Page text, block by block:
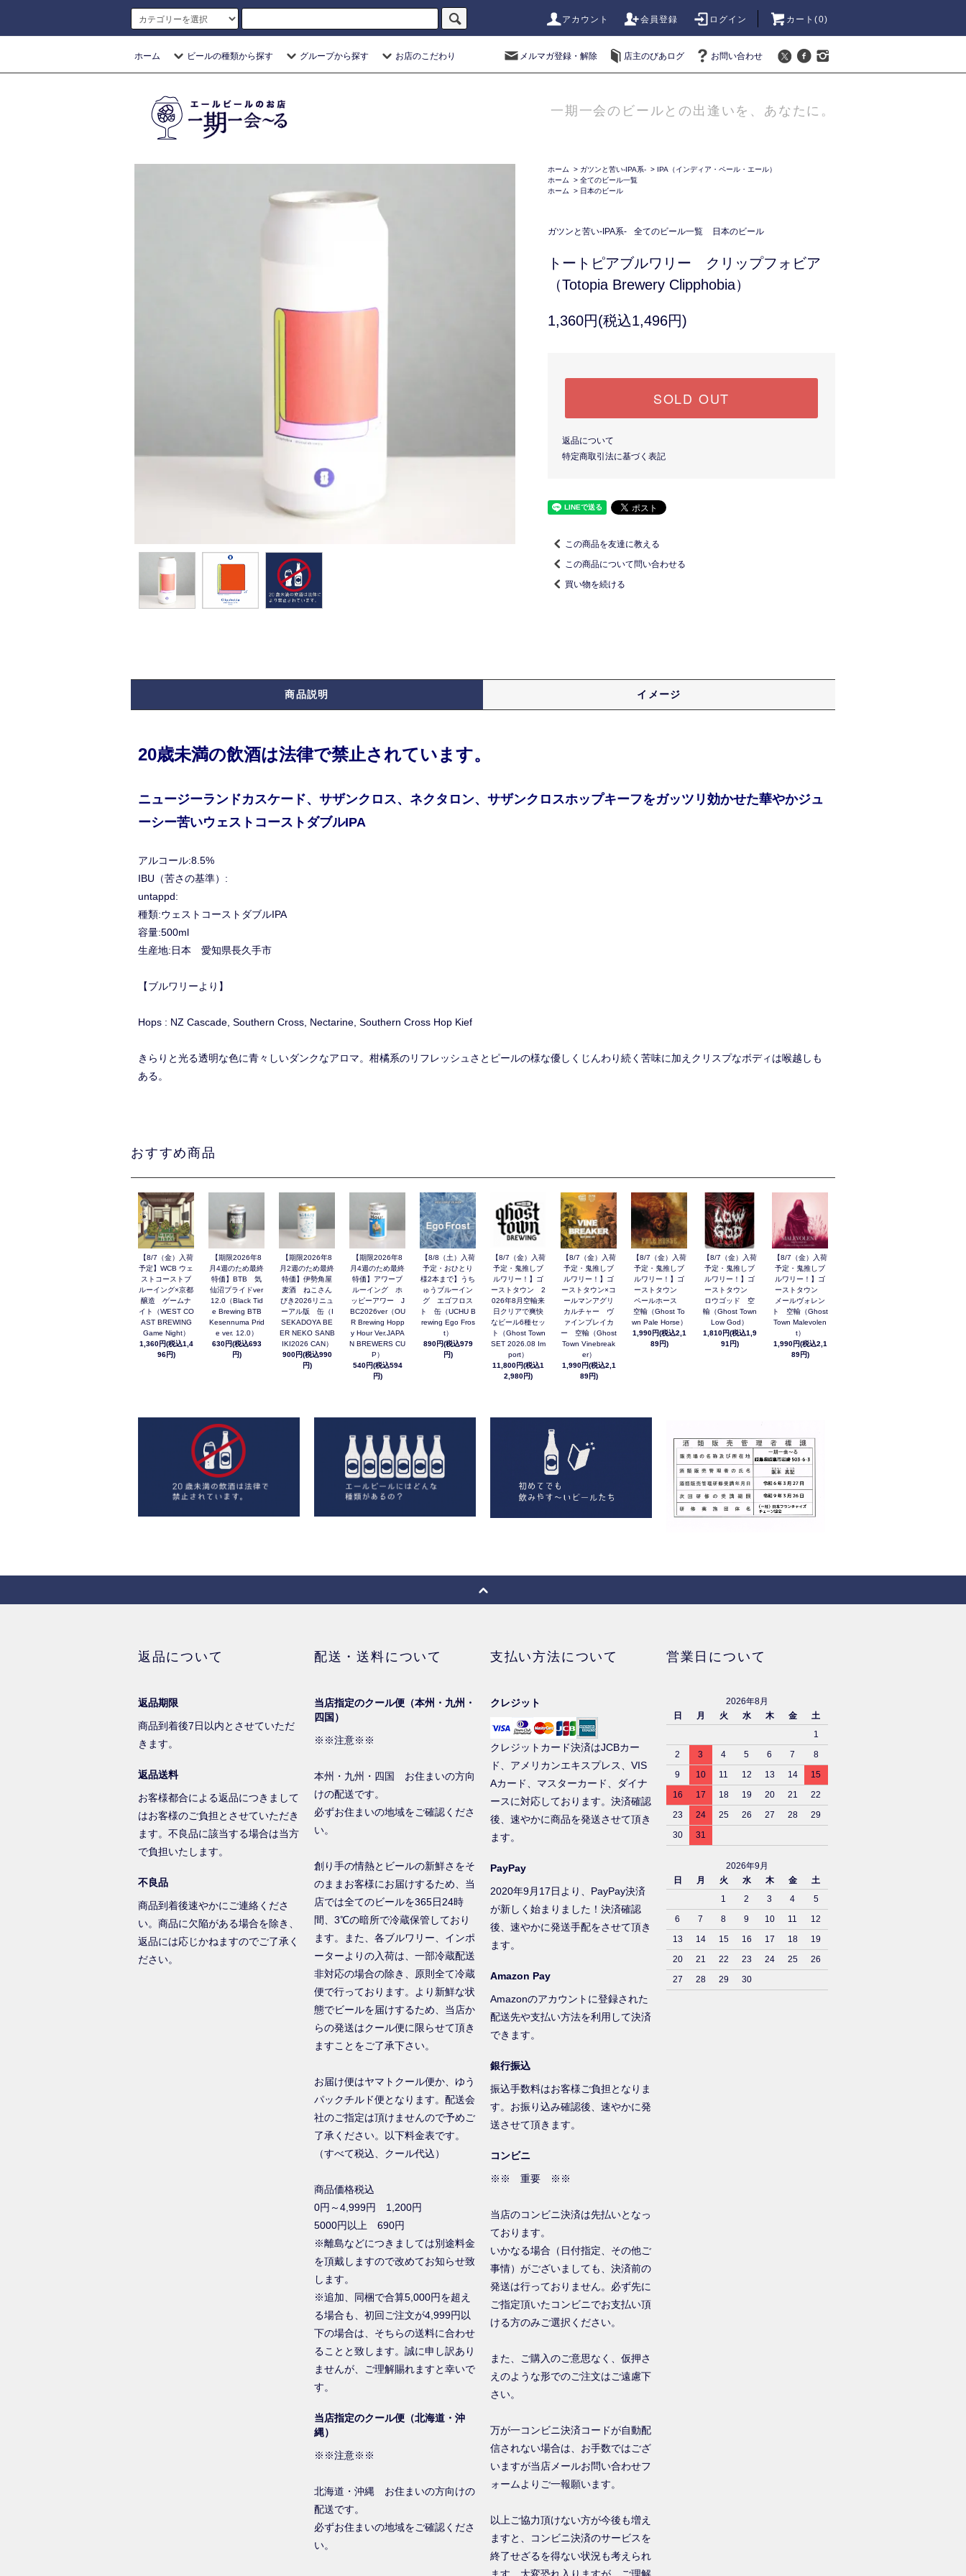
アカウント 会員登録 ログイン カート(0)
ホーム ビールの種類から探す グループから探す お店のこだわり メルマガ登録・解除 店主のびあログ お問い合わせ
一期一会のビールとの出逢いを、あなたに。
ホーム > ガツンと苦い-IPA系- > IPA（インディア・ペール・エール）
ホーム
> 全てのビール一覧
ホーム
> 日本のビール
ガツンと苦い-IPA系- 全てのビール一覧 日本のビール
トートピアブルワリー クリップフォビア
（Totopia Brewery Clipphobia）
1,360円(税込1,496円)
SOLD OUT
返品について
特定商取引法に基づく表記
この商品を友達に教える
この商品について問い合わせる
買い物を続ける
商品説明 イメージ
20歳未満の飲酒は法律で禁止されています。
ニュージーランドカスケード、サザンクロス、ネクタロン、サザンクロスホップキーフをガッツリ効かせた華やかジュ
ーシー苦いウェストコーストダブルIPA
アルコール:8.5%
IBU（苦さの基準）:
untappd:
種類:ウェストコーストダブルIPA
容量:500ml
生産地:日本 愛知県長久手市
【ブルワリーより】
Hops : NZ Cascade, Southern Cross, Nectarine, Southern Cross Hop Kief
きらりと光る透明な色に青々しいダンクなアロマ。柑橘系のリフレッシュさとピールの様な優しくじんわり続く苦味に加えクリスプなボディは喉越しも
ある。
おすすめ商品
【8/7（金）入荷
予定】WCB ウェ
ストコーストブ
ルーイング×京都
醸造 ゲームナ
イト（WEST CO
AST BREWING
Game Night）
1,360円(税込1,4
96円)
【期限2026年8
月4週のため最終
特価】BTB 気
仙沼プライドver
12.0（Black Tid
e Brewing BTB
Kesennuma Prid
e ver. 12.0）
630円(税込693
円)
【期限2026年8
月2週のため最終
特価】伊勢角屋
麦酒 ねこさん
びき2026リニュ
ーアル版 缶（I
SEKADOYA BE
ER NEKO SANB
IKI2026 CAN）
900円(税込990
円)
【期限2026年8
月4週のため最終
特価】アワーブ
ルーイング ホ
ッピーアワー J
BC2026ver（OU
R Brewing Hopp
y Hour Ver.JAPA
N BREWERS CU
P）
540円(税込594
円)
【8/8（土）入荷
予定・おひとり
様2本まで】うち
ゅうブルーイン
グ エゴフロス
ト 缶（UCHU B
rewing Ego Fros
t）
890円(税込979
円)
【8/7（金）入荷
予定・鬼推しブ
ルワリー！】ゴ
ーストタウン 2
026年8月空輸来
日クリアで爽快
なビール6種セッ
ト（Ghost Town
SET 2026.08 Im
port）
11,800円(税込1
2,980円)
【8/7（金）入荷
予定・鬼推しブ
ルワリー！】ゴ
ーストタウン×コ
ールマンアグリ
カルチャー ヴ
ァインブレイカ
ー 空輸（Ghost
Town Vinebreak
er）
1,990円(税込2,1
89円)
【8/7（金）入荷
予定・鬼推しブ
ルワリー！】ゴ
ーストタウン
ペールホース
空輸（Ghost To
wn Pale Horse）
1,990円(税込2,1
89円)
【8/7（金）入荷
予定・鬼推しブ
ルワリー！】ゴ
ーストタウン
ロウゴッド 空
輸（Ghost Town
Low God）
1,810円(税込1,9
91円)
【8/7（金）入荷
予定・鬼推しブ
ルワリー！】ゴ
ーストタウン
メールヴォレン
ト 空輸（Ghost
Town Malevolen
t）
1,990円(税込2,1
89円)
返品について
返品期限
商品到着後7日以内とさせていただ
きます。
返品送料
お客様都合による返品につきまして
はお客様のご負担とさせていただき
ます。不良品に該当する場合は当方
で負担いたします。
不良品
商品到着後速やかにご連絡くださ
い。商品に欠陥がある場合を除き、
返品には応じかねますのでご了承く
ださい。
配送・送料について
当店指定のクール便（本州・九州・
四国）
※※注意※※
本州・九州・四国 お住まいの方向
けの配送です。
必ずお住まいの地域をご確認くださ
い。
創り手の情熱とビールの新鮮さをそ
のままお客様にお届けするため、当
店では全てのビールを365日24時
間、3℃の暗所で冷蔵保管しており
ます。また、各ブルワリー、インポ
ーターよりの入荷は、一部冷蔵配送
非対応の場合の除き、原則全て冷蔵
便で行っております。より新鮮な状
態でビールを届けするため、当店か
らの発送はクール便に限らせて頂き
ますことをご了承下さい。
お届け便はヤマトクール便か、ゆう
パックチルド便となります。配送会
社のご指定は頂けませんので予めご
了承ください。以下料金表です。
（すべて税込、クール代込）
商品価格税込
0円～4,999円 1,200円
5000円以上 690円
※離島などにつきましては別途料金
を頂戴しますので改めてお知らせ致
します。
※追加、同梱で合算5,000円を超え
る場合も、初回ご注文が4,999円以
下の場合は、そちらの送料に合わせ
ることと致します。誠に申し訳あり
ませんが、ご理解賜れますと幸いで
す。
当店指定のクール便（北海道・沖
縄）
※※注意※※
北海道・沖縄 お住まいの方向けの
配送です。
必ずお住まいの地域をご確認くださ
い。
支払い方法について
クレジット
クレジットカード決済はJCBカー
ド、アメリカンエキスプレス、VIS
Aカード、マスターカード、ダイナ
ースに対応しております。決済確認
後、速やかに商品を発送させて頂き
ます。
PayPay
2020年9月17日より、PayPay決済
が新しく始まりました！決済確認
後、速やかに発送手配をさせて頂き
ます。
Amazon Pay
Amazonのアカウントに登録された
配送先や支払い方法を利用して決済
できます。
銀行振込
振込手数料はお客様ご負担となりま
す。お振り込み確認後、速やかに発
送させて頂きます。
コンビニ
※※ 重要 ※※
当店のコンビニ決済は先払いとなっ
ております。
いかなる場合（日付指定、その他ご
事情）がございましても、決済前の
発送は行っておりません。必ず先に
ご指定頂いたコンビニでお支払い頂
ける方のみご選択ください。
また、ご購入のご意思なく、仮押さ
えのような形でのご注文はご遠慮下
さい。
万が一コンビニ決済コードが自動配
信されない場合は、お手数ではござ
いますが当店メールお問い合わせフ
ォームよりご一報願います。
以上ご協力頂けない方が今後も増え
ますと、コンビニ決済のサービスを
終了せざるを得ない状況も考えられ
営業日について
2026年8月
日
月 火 水 木 金
土
1
2
3 4 5 6 7
8
9
10 11 12 13 14
15
16
17 18 19 20 21
22
23
24 25 26 27 28
29
30
31
2026年9月
日
月 火 水 木 金
土
1
2 3 4
5
6
7 8 9 10 11
12
13
14 15 16 17 18
19
20
21 22 23 24 25
26
27
28 29 30